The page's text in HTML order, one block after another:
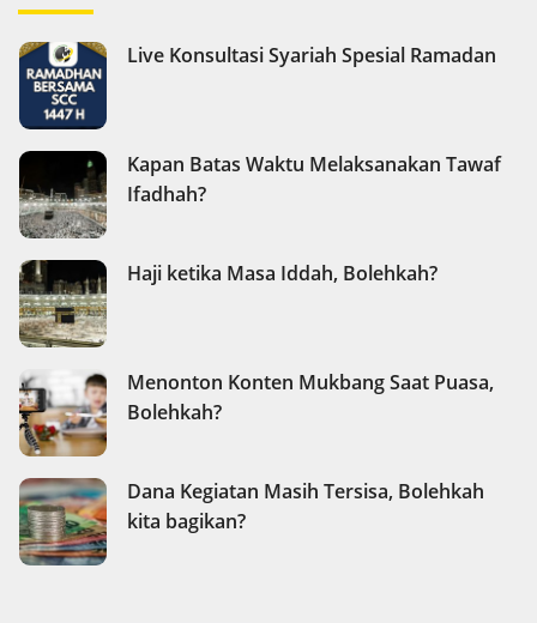
Live Konsultasi Syariah Spesial Ramadan
Kapan Batas Waktu Melaksanakan Tawaf
Ifadhah?
Haji ketika Masa Iddah, Bolehkah?
Menonton Konten Mukbang Saat Puasa,
Bolehkah?
Dana Kegiatan Masih Tersisa, Bolehkah
kita bagikan?